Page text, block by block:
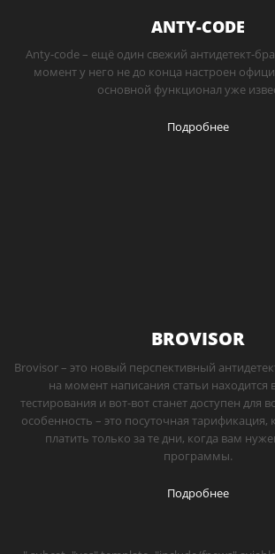
ANTY-CODE
Anty-code – ещё один свежий антидетект-
момент у него не до конца настроен
основной функционал уже
Подробнее
BROVISOR
Brovisor – это новый перспективный
на момент написания статьи находится
тестирования и вот-вот станет доступен для
особенность – это посуточная тарификация,
платить только за те дни, когда вам
программы.
Подробнее